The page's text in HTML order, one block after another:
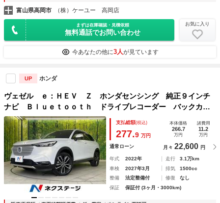
富山県高岡市 （株）ケーユー 高岡店
まずは在庫確認・見積依頼
無料通話でお問い合わせ
お気に入り
今あなたの他に3人が見ています
UP ホンダ
ヴェゼル ｅ：ＨＥＶ Ｚ ホンダセンシング 純正９インチ
ナビ Ｂｌｕｅｔｏｏｔｈ ドライブレコーダー バックカメ
ラ フルセグ ＥＴＣ シートヒーター 禁煙車 シーケンシ
ャルウィンカー ＬＥＤヘッドライト フロントフォグ
支払総額(税込)
277.9 万円
本体価格
266.7
万円
諸費用
11.2
万円
通常ローン 月々 22,600 円
年式 2022年 走行
3.1万km
車検
2027年3月 排気
1500cc
整備
法定整備付 修復
なし
保証
保証付 (3ヶ月・3000km)